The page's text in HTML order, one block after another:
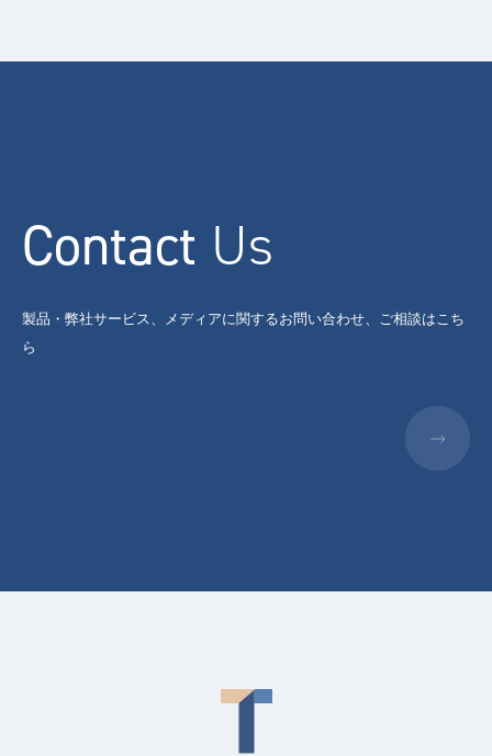
Contact Us
製品・弊社サービス、メディアに関するお問い合わせ、ご相談はこち
ら